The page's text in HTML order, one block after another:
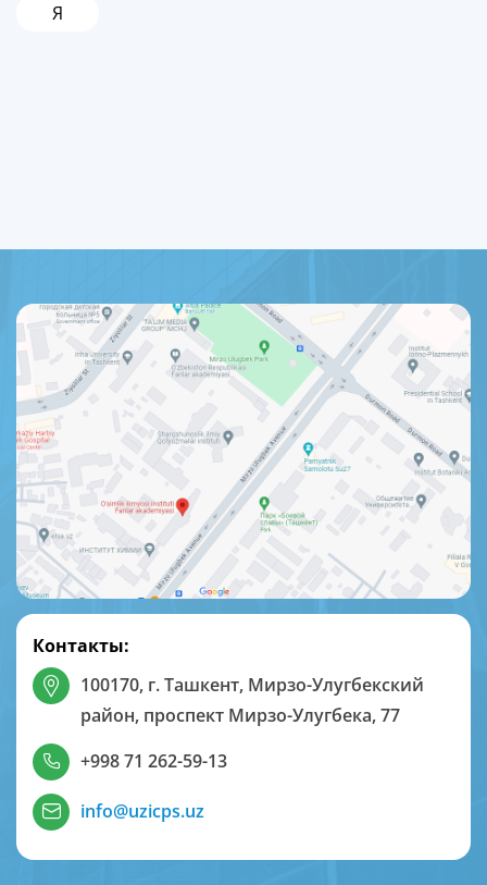
Я
Контакты:
100170, г. Ташкент, Мирзо-Улугбекский
район, проспект Мирзо-Улугбека, 77
+998 71 262-59-13
info@uzicps.uz